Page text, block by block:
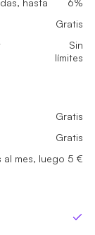
de TI Sin
de TI Sin
hasta
6%
Gratis
Sin
límites
Gratis
Gratis
al mes, luego 5 €